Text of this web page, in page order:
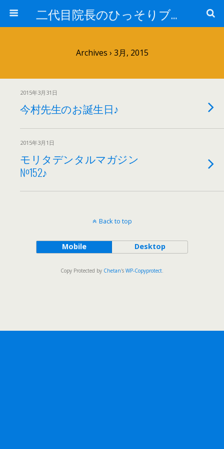
二代目院長のひっそりブログ
Archives › 3月, 2015
2015年3月31日
今村先生のお誕生日♪
2015年3月1日
モリタデンタルマガジン
№152♪
Back to top
Mobile Desktop
Copy Protected by Chetan's WP-Copyprotect.